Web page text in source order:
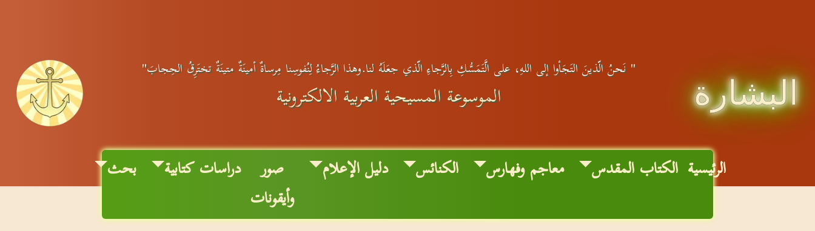
البشارة
" نَحنُ الّذينَ التَجَأوا إلى اللهِ، على الَّتَمَسُّكِ بِالرَّجاءِ الّذي جعَلَهُ لنا.وهذا الرَّجاءُ لِنُفوسِنا مِرساةٌ أمينَةٌ متينَةٌ تختَرِقُ الحِجابَ"
الموسوعة المسيحية العربية الالكترونية
الرئيسية الكتاب المقدس معاجم وفهارس الكنائس دليل الإعلام
صور
وأيقونات
دراسات كتابية بحث